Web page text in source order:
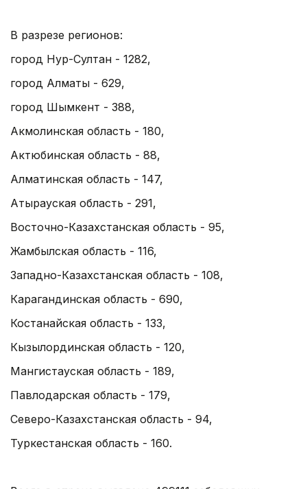
В разрезе регионов:
город Нур-Султан - 1282,
город Алматы - 629,
город Шымкент - 388,
Акмолинская область - 180,
Актюбинская область - 88,
Алматинская область - 147,
Атырауская область - 291,
Восточно-Казахстанская область - 95,
Жамбылская область - 116,
Западно-Казахстанская область - 108,
Карагандинская область - 690,
Костанайская область - 133,
Кызылординская область - 120,
Мангистауская область - 189,
Павлодарская область - 179,
Северо-Казахстанская область - 94,
Туркестанская область - 160.